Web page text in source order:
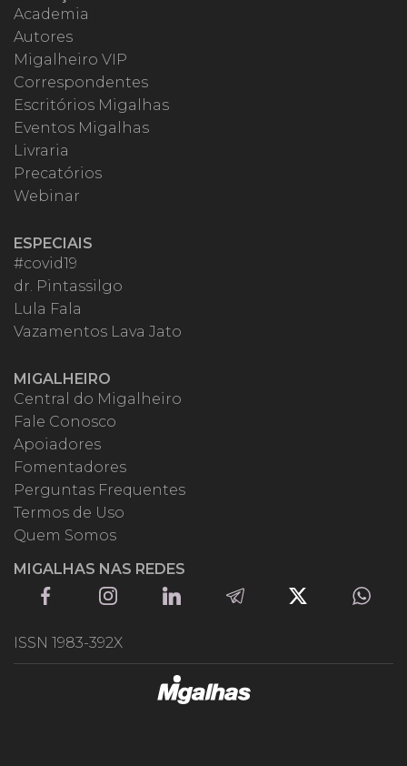
Academia
Autores
Migalheiro VIP
Correspondentes
Escritórios Migalhas
Eventos Migalhas
Livraria
Precatórios
Webinar
ESPECIAIS
#covid19
dr. Pintassilgo
Lula Fala
Vazamentos Lava Jato
MIGALHEIRO
Central do Migalheiro
Fale Conosco
Apoiadores
Fomentadores
Perguntas Frequentes
Termos de Uso
Quem Somos
MIGALHAS NAS REDES
ISSN 1983-392X